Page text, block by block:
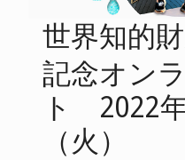
世界知的
記念オン
ト 2022
（火）